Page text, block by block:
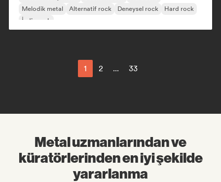
Melodik metal
Alternatif rock Deneysel rock
Hard rock
İndie rock
1 2 ... 33
Metal uzmanlarından ve
küratörlerinden en iyi şekilde
yararlanma